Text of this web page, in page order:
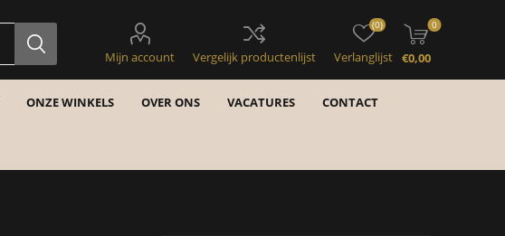
Mijn account Vergelijk productenlijst Verlanglijst
(0) 0
€0,00
ONZE WINKELS OVER ONS VACATURES CONTACT